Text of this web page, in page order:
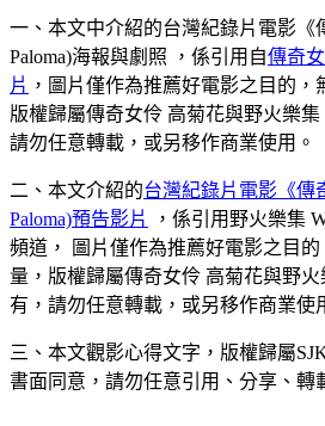
一、本文中介紹的台灣紀錄片電影《
Paloma)海報與劇照 ，係引用自傳奇
片 ， 圖片僅作為推薦好電影之目的，
版權歸屬傳奇女伶 高菊花與野火樂集
請勿任意轉載，或另移作商業使用。
二、本文介紹的台灣紀錄片電影《傳
Paloma)預告影片
，係引用野火樂集
頻道， 圖片僅作為推薦好電影之目
量，版權歸屬傳奇女伶 高菊花與野火
有，請勿任意轉載，或另移作商業使
三、本文觀影心得文字，版權歸屬
書面同意，請勿任意引用、分享、轉